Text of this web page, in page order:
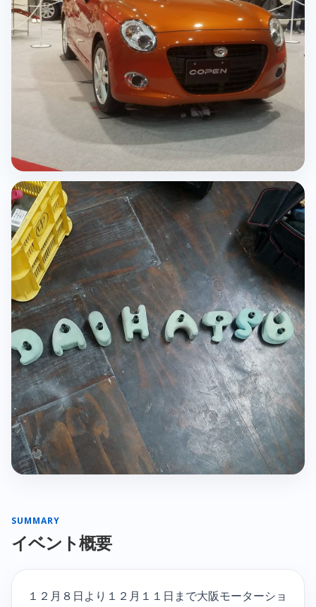
SUMMARY
イベント概要
１２月８日より１２月１１日まで大阪モーターショ